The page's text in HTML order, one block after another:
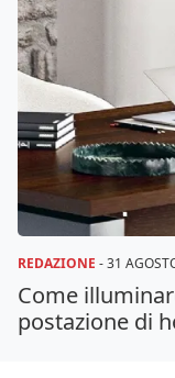
REDAZIONE -31
Come
postazione di